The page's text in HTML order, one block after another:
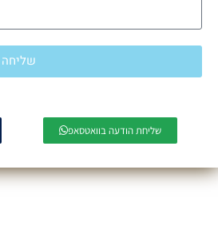
שליחה
שליחת הודעה בוואטסאפ